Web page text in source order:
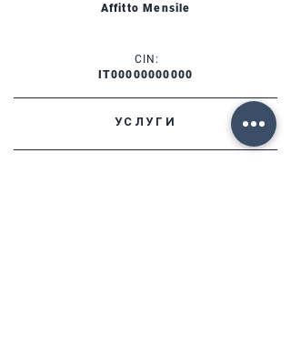
Affitto Mensile
CIN:
IT00000000000
УСЛУГИ